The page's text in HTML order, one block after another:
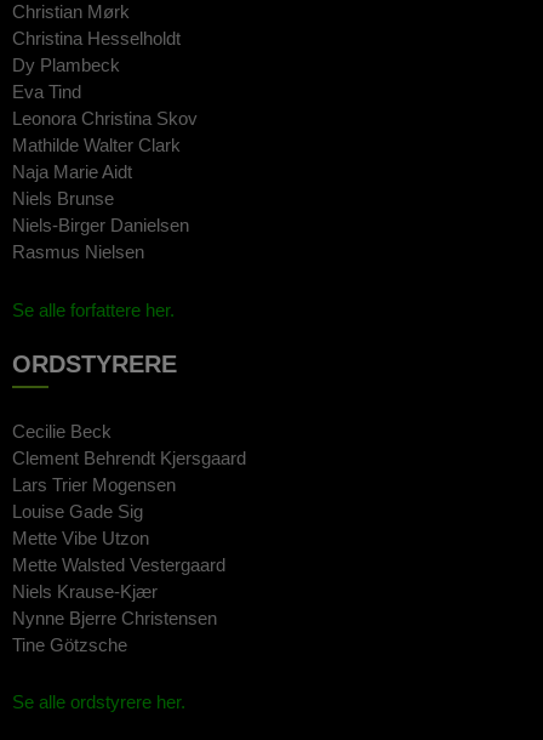
Christian Mørk
Christina Hesselholdt
Dy Plambeck
Eva Tind
Leonora Christina Skov
Mathilde Walter Clark
Naja Marie Aidt
Niels Brunse
Niels-Birger Danielsen
Rasmus Nielsen
Se alle forfattere her.
ORDSTYRERE
Cecilie Beck
Clement Behrendt Kjersgaard
Lars Trier Mogensen
Louise Gade Sig
Mette Vibe Utzon
Mette Walsted Vestergaard
Niels Krause-Kjær
Nynne Bjerre Christensen
Tine Götzsche
Se alle ordstyrere her.